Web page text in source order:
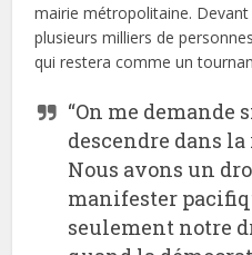
mairie métropolitaine.
plusieurs milliers de
qui restera comme un
“On me demande
descendre dans la
Nous avons un
manifester
seulement notre